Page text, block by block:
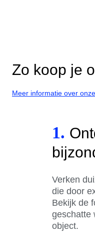
Zo koop je
Meer informatie over
1.
Verken
die door
Bekijk de
geschatte
object.